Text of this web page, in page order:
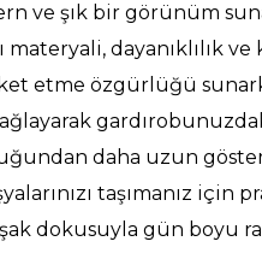
ve şık bir görünüm
materyali, dayanıklılık
etme özgürlüğü
daha uzun
taşımanız için
dokusuyla gün boyu